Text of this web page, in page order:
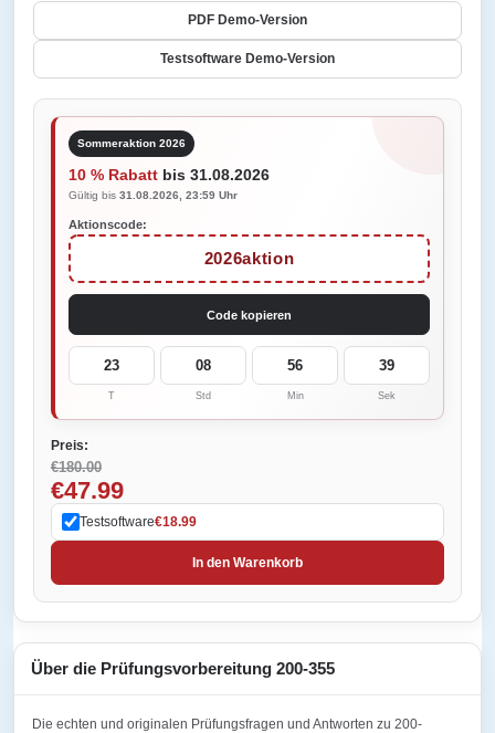
PDF Demo-Version
Testsoftware Demo-Version
Sommeraktion 2026
10 % Rabatt bis 31.08.2026
Gültig bis 31.08.2026, 23:59 Uhr
Aktionscode:
2026aktion
Code kopieren
23
T
08
Std
56
Min
39
Sek
Preis:
€180.00
€47.99
Testsoftware€18.99
In den Warenkorb
Über die Prüfungsvorbereitung 200-355
Die echten und originalen Prüfungsfragen und Antworten zu 200-